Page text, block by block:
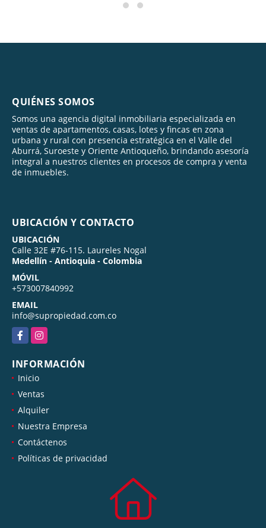
QUIÉNES SOMOS
Somos una agencia digital inmobiliaria especializada en
ventas de apartamentos, casas, lotes y fincas en zona
urbana y rural con presencia estratégica en el Valle del
Aburrá, Suroeste y Oriente Antioqueño, brindando asesoría
integral a nuestros clientes en procesos de compra y venta
de inmuebles.
UBICACIÓN Y CONTACTO
UBICACIÓN
Calle 32E #76-115. Laureles Nogal
Medellín - Antioquia - Colombia
MÓVIL
+573007840992
EMAIL
info@supropiedad.com.co
FacebookInstagram
INFORMACIÓN
Inicio
Ventas
Alquiler
Nuestra Empresa
Contáctenos
Políticas de privacidad